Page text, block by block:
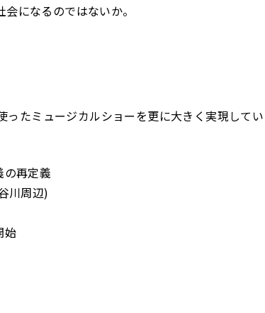
になるのではないか。
たミュージカルショーを更に大きく実現してい
再定義
川周辺)
始